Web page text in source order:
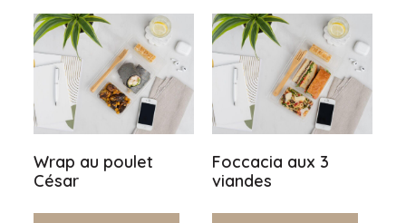
Wrap au poulet
César
Foccacia aux 3
viandes